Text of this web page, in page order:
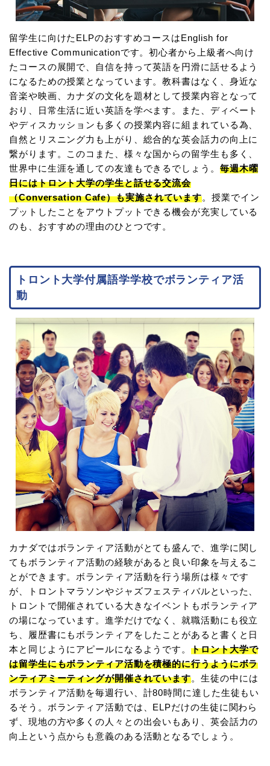
留学生に向けたELPのおすすめコースはEnglish for
Effective Communicationです。初心者から上級者へ向け
たコースの展開で、自信を持って英語を円滑に話せるよう
になるための授業となっています。教科書はなく、身近な
音楽や映画、カナダの文化を題材として授業内容となって
おり、日常生活に近い英語を学べます。また、ディベート
やディスカッションも多くの授業内容に組まれている為、
自然とリスニング力も上がり、総合的な英会話力の向上に
繋がります。このコまた、様々な国からの留学生も多く、
世界中に生涯を通しての友達もできるでしょう。 毎週木曜
日にはトロント大学の学生と話せる交流会
（Conversation Cafe）も実施されています。授業でイン
プットしたことをアウトプットできる機会が充実している
のも、おすすめの理由のひとつです。
トロント大学付属語学学校でボランティア活
動
カナダではボランティア活動がとても盛んで、進学に関し
てもボランティア活動の経験があると良い印象を与えるこ
とができます。ボランティア活動を行う場所は様々です
が、トロントマラソンやジャズフェスティバルといった、
トロントで開催されている大きなイベントもボランティア
の場になっています。進学だけでなく、就職活動にも役立
ち、履歴書にもボランティアをしたことがあると書くと日
本と同じようにアピールになるようです。トロント大学で
は留学生にもボランティア活動を積極的に行うようにボラ
ンティアミーティングが開催されています。生徒の中には
ボランティア活動を毎週行い、計80時間に達した生徒もい
るそう。ボランティア活動では、ELPだけの生徒に関わら
ず、現地の方や多くの人々との出会いもあり、英会話力の
向上という点からも意義のある活動となるでしょう。